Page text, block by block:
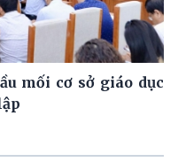
mối cơ sở giáo dục